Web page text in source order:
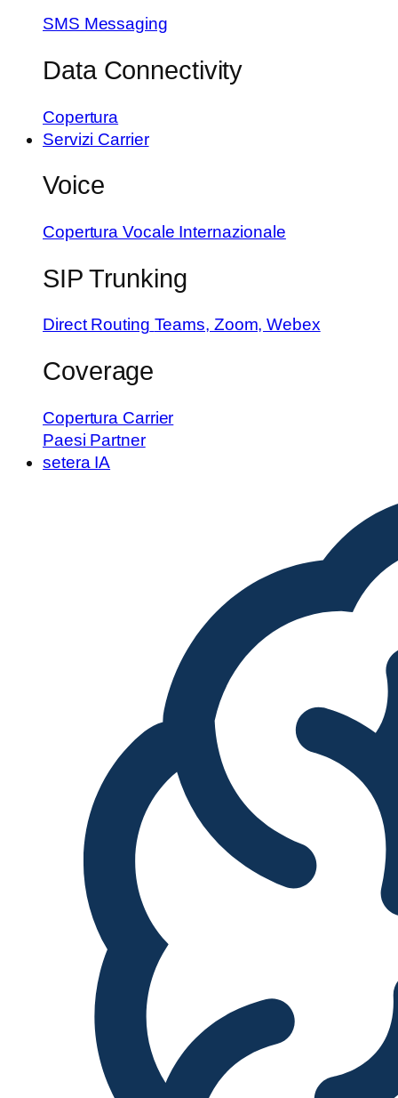
SMS Messaging
Data Connectivity
Copertura
Servizi Carrier
Voice
Copertura Vocale Internazionale
SIP Trunking
Direct Routing Teams, Zoom, Webex
Coverage
Copertura Carrier
Paesi Partner
setera IA